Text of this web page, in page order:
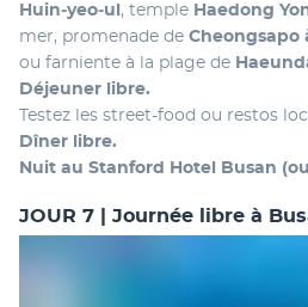
Huin‑yeo‑ul , temple Haedong
mer, promenade de Cheongsapo
ou farniente à la plage de
Déjeuner libre.
Testez les street-food ou restos
Dîner libre.
Nuit au Stanford Hotel Busan
JOUR 7 | Journée libre à